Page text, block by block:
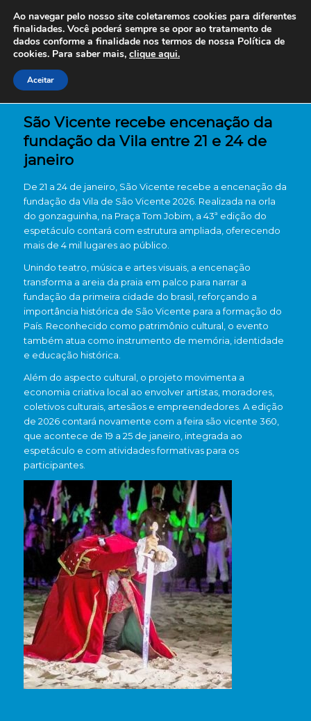
São Vicente recebe encenação da
fundação da Vila entre 21 e 24 de
janeiro
De 21 a 24 de janeiro, São Vicente recebe a encenação da
fundação da Vila de São Vicente 2026. Realizada na orla
do gonzaguinha, na Praça Tom Jobim, a 43ª edição do
espetáculo contará com estrutura ampliada, oferecendo
mais de 4 mil lugares ao público.
Unindo teatro, música e artes visuais, a encenação
transforma a areia da praia em palco para narrar a
fundação da primeira cidade do brasil, reforçando a
importância histórica de São Vicente para a formação do
País. Reconhecido como patrimônio cultural, o evento
também atua como instrumento de memória, identidade
e educação histórica.
Além do aspecto cultural, o projeto movimenta a
economia criativa local ao envolver artistas, moradores,
coletivos culturais, artesãos e empreendedores. A edição
de 2026 contará novamente com a feira são vicente 360,
que acontece de 19 a 25 de janeiro, integrada ao
espetáculo e com atividades formativas para os
participantes.
Ao navegar pelo nosso site coletaremos cookies para diferentes
finalidades. Você poderá sempre se opor ao tratamento de
dados conforme a finalidade nos termos de nossa Política de
cookies. Para saber mais, clique aqui.
Aceitar